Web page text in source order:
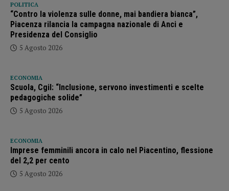
POLITICA
“Contro la violenza sulle donne, mai bandiera bianca”,
Piacenza rilancia la campagna nazionale di Anci e
Presidenza del Consiglio
5 Agosto 2026
ECONOMIA
Scuola, Cgil: “Inclusione, servono investimenti e scelte
pedagogiche solide”
5 Agosto 2026
ECONOMIA
Imprese femminili ancora in calo nel Piacentino, flessione
del 2,2 per cento
5 Agosto 2026